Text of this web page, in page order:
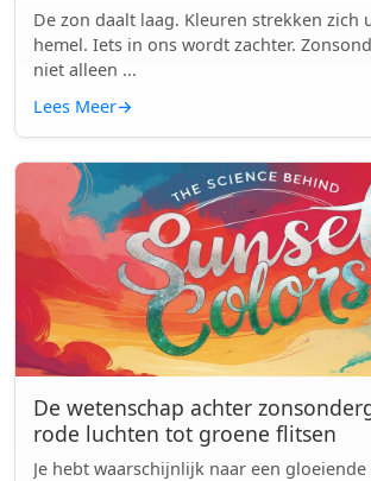
De zon daalt laag. Kleuren strekken zich
hemel. Iets in ons wordt zachter.
niet alleen ...
Lees Meer→
De wetenschap achter
rode luchten tot groene flitsen
Je hebt waarschijnlijk naar een